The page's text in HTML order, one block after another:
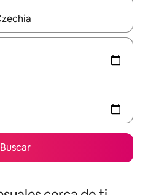
disponibles, navega con las
Buscar